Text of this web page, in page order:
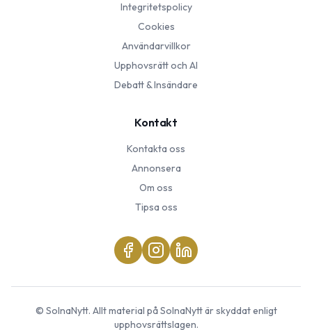
Integritetspolicy
Cookies
Användarvillkor
Upphovsrätt och AI
Debatt & Insändare
Kontakt
Kontakta oss
Annonsera
Om oss
Tipsa oss
© SolnaNytt. Allt material påSolnaNyttär skyddat enligt
upphovsrättslagen.